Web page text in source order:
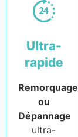
Ultra-
rapide
Remorquage
ou
Dépannage
ultra-